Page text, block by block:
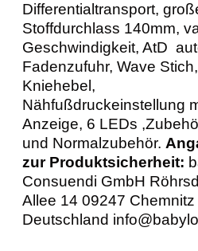
Differentialtransport,
Stoffdurchlass 140mm,
Geschwindigkeit, AtD
Fadenzufuhr, Wave Stich,
Kniehebel,
Nähfußdruckeinstellung
Anzeige, 6 LEDs
und Normalzubehör.
zur Produktsicherheit:
Consuendi GmbH
Allee 14 09247 Chemnitz
Deutschland